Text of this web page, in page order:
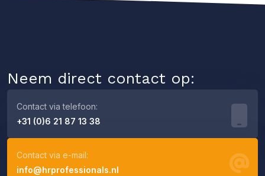
Neem direct contact op:
Contact via telefoon:
+31 (0)6 21 87 13 38
Contact via e-mail:
info@hrprofessionals.nl